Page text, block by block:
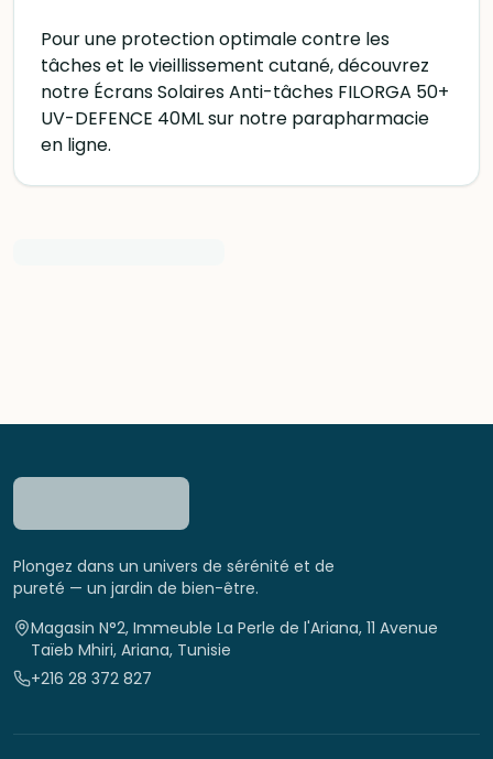
Pour une protection optimale contre les
tâches et le vieillissement cutané, découvrez
notre Écrans Solaires Anti-tâches FILORGA 50+
UV-DEFENCE 40ML sur notre parapharmacie
en ligne.
Plongez dans un univers de sérénité et de
pureté — un jardin de bien-être.
Magasin N°2, Immeuble La Perle de l'Ariana, 11 Avenue
Taïeb Mhiri, Ariana, Tunisie
+216 28 372 827